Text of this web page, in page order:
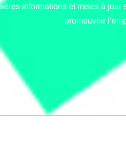
informations et mises à
promouvoir